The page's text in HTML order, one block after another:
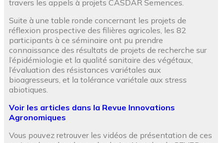
travers les appels à projets CASDAR Semences.
Suite à une table ronde concernant les projets de
réflexion prospective des filières agricoles, les 82
participants à ce séminaire ont pu prendre
connaissance des résultats de projets de recherche sur
l’épidémiologie et la qualité sanitaire des végétaux,
l’évaluation des résistances variétales aux
bioagresseurs, et la tolérance variétale aux stress
abiotiques.
Voir les articles dans la Revue Innovations
Agronomiques
Vous pouvez retrouver les vidéos de présentation de ces